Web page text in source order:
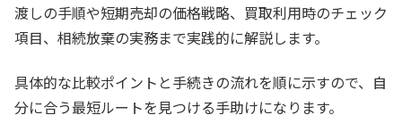
渡しの手順や短期売却の価格戦略、買取利用時のチェック
項目、相続放棄の実務まで実践的に解説します。
具体的な比較ポイントと手続きの流れを順に示すので、自
分に合う最短ルートを見つける手助けになります。